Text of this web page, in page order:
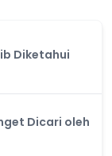
Diketahui
Dicari oleh